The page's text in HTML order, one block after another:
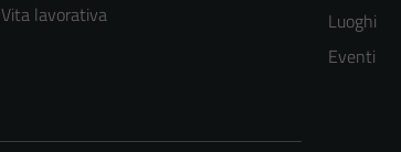
Vita lavorativa
Luoghi
Eventi